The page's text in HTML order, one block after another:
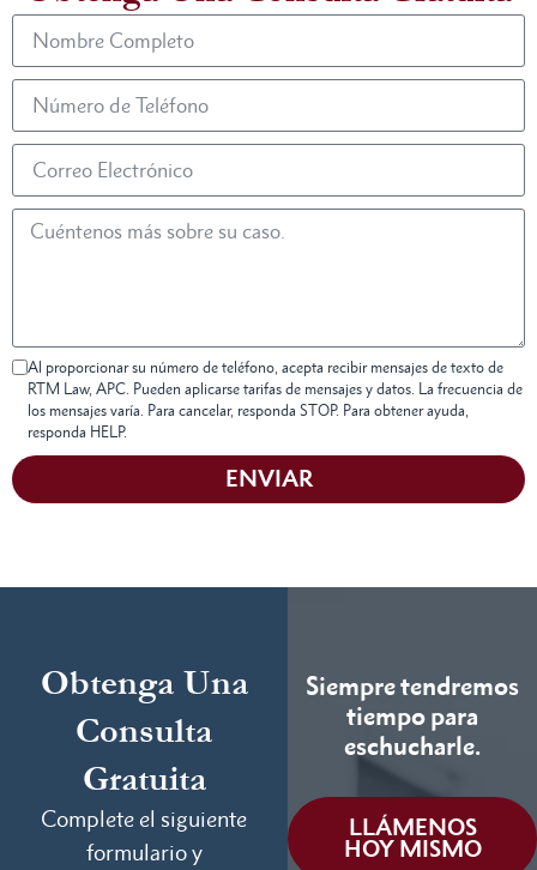
Al proporcionar su número de teléfono, acepta recibir mensajes de texto de
RTM Law, APC. Pueden aplicarse tarifas de mensajes y datos. La frecuencia de
los mensajes varía. Para cancelar, responda STOP. Para obtener ayuda,
responda HELP.
ENVIAR
Obtenga Una
Consulta
Gratuita
Complete el siguiente
formulario y
Siempre tendremos
tiempo para
eschucharle.
LLÁMENOS
HOY MISMO